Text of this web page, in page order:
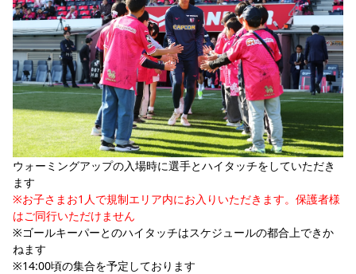
ウォーミングアップの入場時に選手とハイタッチをしていただき
ます
※お子さまお1人で規制エリア内にお入りいただきます。保護者様
はご同行いただけません
※ゴールキーパーとのハイタッチはスケジュールの都合上できか
ねます
※14:00頃の集合を予定しております